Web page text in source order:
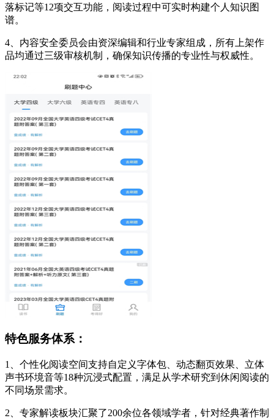
落标记等12项交互功能，阅读过程中可实时构建个人知识图
谱。
4、内容安全委员会由资深编辑和行业专家组成，所有上架作
品均通过三级审核机制，确保知识传播的专业性与权威性。
特色服务体系：
1、个性化阅读空间支持自定义字体包、动态翻页效果、立体
声书环境音等18种沉浸式配置，满足从学术研究到休闲阅读的
不同场景需求。
2、专家解读板块汇聚了200余位各领域学者，针对经典著作制